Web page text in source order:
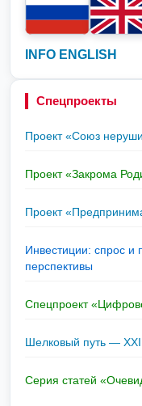
INFO ENGLISH
Спецпроекты
Проект «Союз
Проект «Закрома
Проект
Инвестиции: спрос
перспективы
Спецпроект
Шелковый путь — XXI
Серия статей